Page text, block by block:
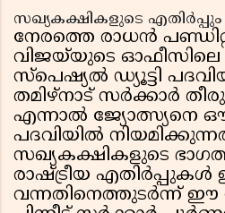
സഖ്യകക്ഷികളുടെ
നേരത്തെ രാധൻ
വിജയ്‌യുടെ
സ്പെഷ്യൽ ഡ്യൂട്ടി
തമിഴ്നാട് സർക്കാർ
എന്നാൽ ജ്യോത്സ്യനെ
പദവിയിൽ
സഖ്യകക്ഷികളുടെ
രാഷ്ട്രീയ എതിർപ്പുകൾ
വന്നതിനെത്തുടർന്ന് ഈ